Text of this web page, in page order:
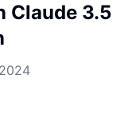
Claude 3.5